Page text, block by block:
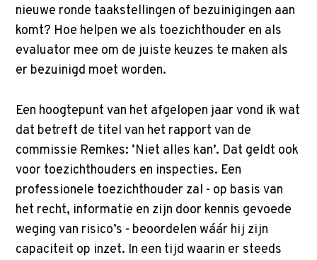
nieuwe ronde taakstellingen of bezuinigingen aan
komt? Hoe helpen we als toezichthouder en als
evaluator mee om de juiste keuzes te maken als
er bezuinigd moet worden.
Een hoogtepunt van het afgelopen jaar vond ik wat
dat betreft de titel van het rapport van de
commissie Remkes: ‘Niet alles kan’. Dat geldt ook
voor toezichthouders en inspecties. Een
professionele toezichthouder zal - op basis van
het recht, informatie en zijn door kennis gevoede
weging van risico’s - beoordelen wáár hij zijn
capaciteit op inzet. In een tijd waarin er steeds